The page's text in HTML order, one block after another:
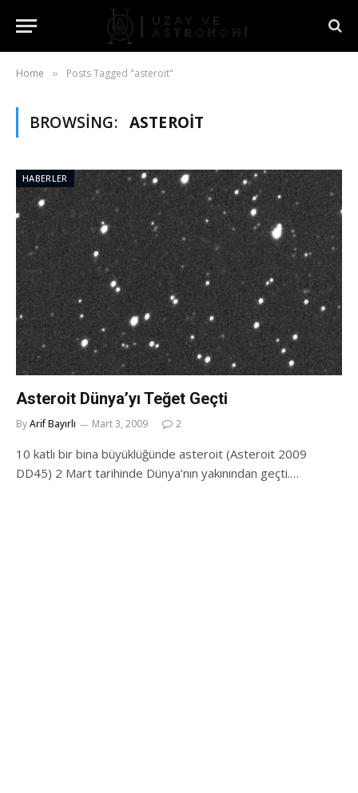
Home » Posts Tagged "asteroit"
BROWSING: ASTEROIT
HABERLER
Asteroit Dünya’yı Teğet Geçti
ByArif Bayırlı Mart 3, 2009 2
10 katlı bir bina büyüklüğünde asteroit (Asteroit 2009
DD45) 2 Mart tarihinde Dünya’nın yakınından geçti.…